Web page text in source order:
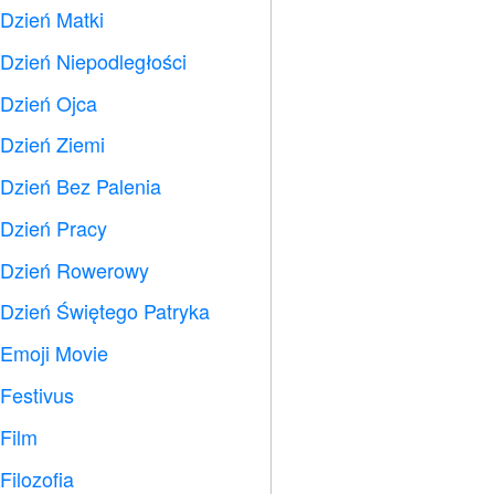
Dzień Matki
Dzień Niepodległości
Dzień Ojca
Dzień Ziemi
Dzień Bez Palenia
Dzień Pracy
Dzień Rowerowy
Dzień Świętego Patryka
Emoji Movie
Festivus
Film
Filozofia